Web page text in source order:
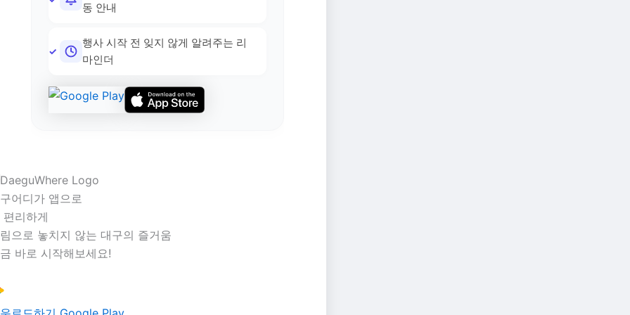
동 안내
행사 시작 전 잊지 않게 알려주는 리
마인더
어디가 앱으로
편리하게
으로 놓치지 않는 대구의 즐거움
바로 시작해보세요!